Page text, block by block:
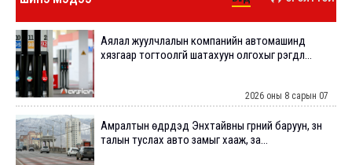
Аялал жуулчлалын компанийн автомашинд
хязгаар тогтоолгүй шатахуун олгохыг үүрэгдл...
2026 оны 8 сарын 07
Амралтын өдрүүдэд Энхтайвны гүүрний баруун, зүүн
талын туслах авто замыг хааж, за...